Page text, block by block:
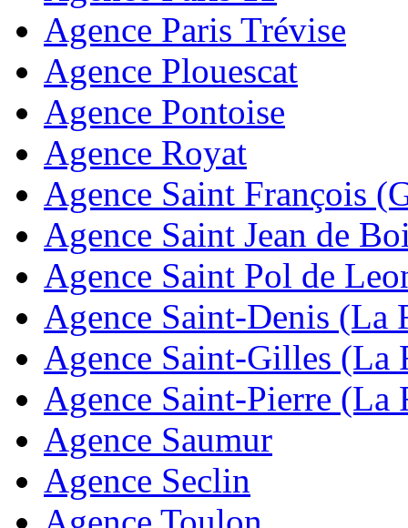
Agence Paris Trévise
Agence Plouescat
Agence Pontoise
Agence Royat
Agence Saint François
Agence Saint Jean de
Agence Saint Pol de
Agence Saint-Denis (La
Agence Saint-Gilles (La
Agence Saint-Pierre (La
Agence Saumur
Agence Seclin